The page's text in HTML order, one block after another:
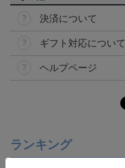
決済について
ギフト対応について
ヘルプページ
ランキング